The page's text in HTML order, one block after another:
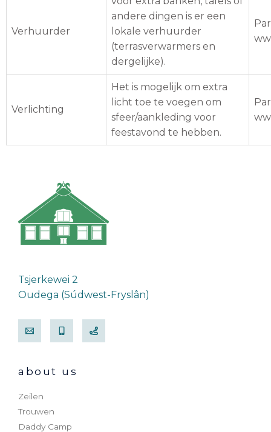
Verhuurder
andere dingen is er een
lokale verhuurder
(terrasverwarmers en
dergelijke).
Verlichting
Het is mogelijk om extra
licht toe te voegen om
sfeer/aankleding voor
feestavond te hebben.
Tsjerkewei 2
Oudega (Súdwest-Fryslân)
about us
Zeilen
Trouwen
Daddy Camp